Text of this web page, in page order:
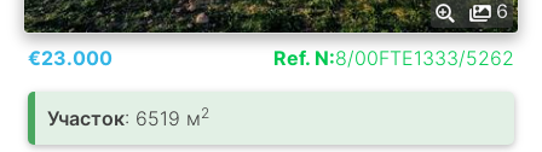
6
€23.000
Ref. N:8/00FTE1333/5262
Участок: 6519 м2